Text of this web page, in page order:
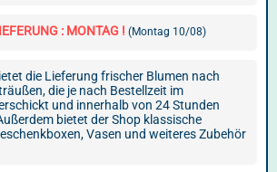
: MONTAG ! (Montag 10/08)
die Lieferung frischer Blumen nach
die je nach Bestellzeit im
und innerhalb von 24 Stunden
bietet der Shop klassische
Vasen und weiteres Zubehör